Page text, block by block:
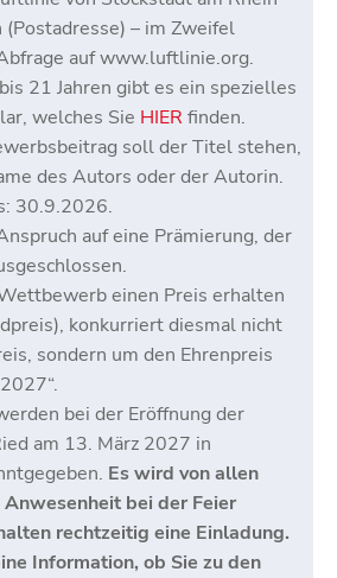
– im Zweifel
auf www.luftlinie.org.
21 Jahren gibt es ein spezielles
welches Sie HIER finden.
soll der Titel stehen,
des Autors oder der Autorin.
30.9.2026.
auf eine Prämierung, der
einen Preis erhalten
konkurriert diesmal nicht
sondern um den Ehrenpreis
bei der Eröffnung der
am 13. März 2027 in
Es wird von allen
bei der Feier
rechtzeitig eine Einladung.
Information, ob Sie zu den